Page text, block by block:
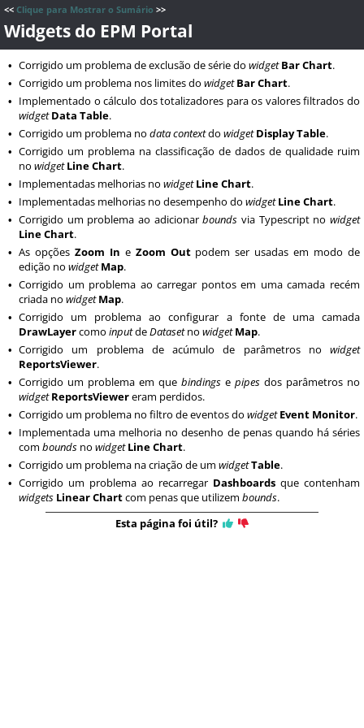
<< Clique para Mostrar o Sumário >>
Widgets do EPM Portal
• Corrigido um problema de exclusão de série do widget Bar Chart.
• Corrigido um problema nos limites do widget Bar Chart.
•
Implementado o cálculo dos totalizadores para os valores filtrados do
widget Data Table.
• Corrigido um problema no data contextdo widget Display Table.
• Corrigido um problema na classificação de dados de qualidade ruim
no widget Line Chart.
• Implementadas melhorias no widget Line Chart.
• Implementadas melhorias no desempenho do widget Line Chart.
• Corrigido um problema ao adicionarbounds via Typescript nowidget
Line Chart.
• As opções Zoom In e Zoom Outpodem ser usadas em modo de
edição no widget Map.
• Corrigido um problema ao carregar pontos em uma camada recém
criada no widget Map.
• Corrigido um problema ao configurar a fonte de uma camada
DrawLayercomo inputdeDatasetno widget Map.
• Corrigido um problema de acúmulo de parâmetros no widget
ReportsViewer.
• Corrigido um problema em que bindings e pipes dos parâmetros no
widget ReportsViewereram perdidos.
• Corrigido um problema no filtro de eventos do widget Event Monitor.
•
Implementada uma melhoria no desenho de penas quando há séries
com bounds no widget Line Chart.
• Corrigido um problema na criação de um widgetTable.
• Corrigido um problema ao recarregar Dashboards que contenham
widgets Linear Chartcom penas que utilizem bounds.
Esta página foi útil?